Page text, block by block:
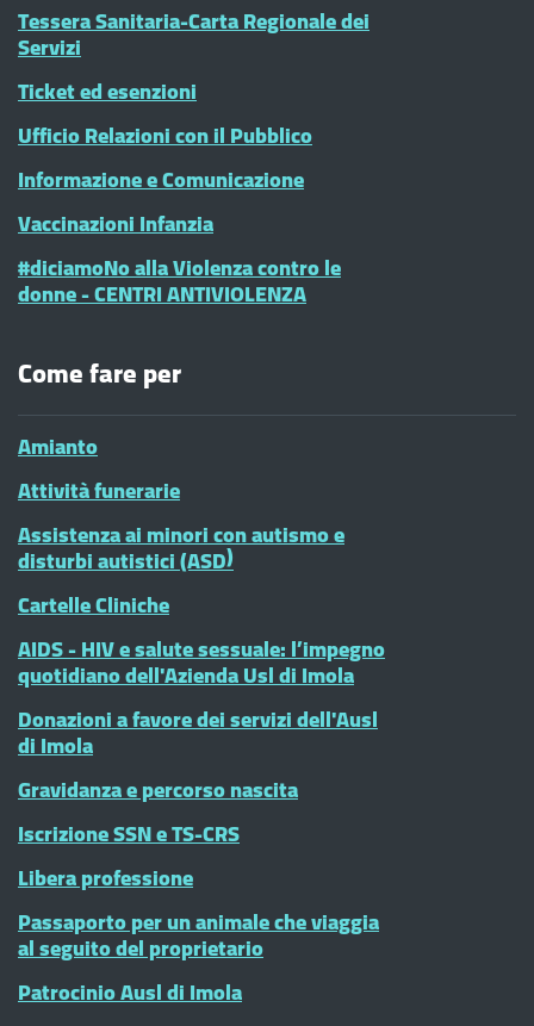
Tessera Sanitaria-Carta Regionale dei
Servizi
Ticket ed esenzioni
Ufficio Relazioni con il Pubblico
Informazione e Comunicazione
Vaccinazioni Infanzia
#diciamoNo alla Violenza contro le
donne - CENTRI ANTIVIOLENZA
Come fare per
Amianto
Attività funerarie
Assistenza ai minori con autismo e
disturbi autistici (ASD)
Cartelle Cliniche
AIDS - HIV e salute sessuale: l’impegno
quotidiano dell'Azienda Usl di Imola
Donazioni a favore dei servizi dell'Ausl
di Imola
Gravidanza e percorso nascita
Iscrizione SSN e TS-CRS
Libera professione
Passaporto per un animale che viaggia
al seguito del proprietario
Patrocinio Ausl di Imola